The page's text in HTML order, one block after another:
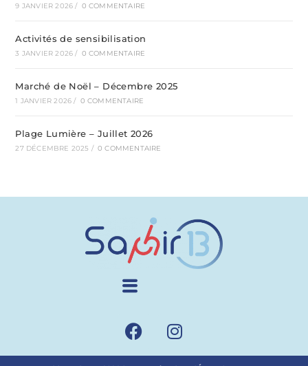
9 JANVIER 2026 / 0 COMMENTAIRE
Activités de sensibilisation
3 JANVIER 2026 / 0 COMMENTAIRE
Marché de Noël – Décembre 2025
1 JANVIER 2026 / 0 COMMENTAIRE
Plage Lumière – Juillet 2026
27 DÉCEMBRE 2025 / 0 COMMENTAIRE